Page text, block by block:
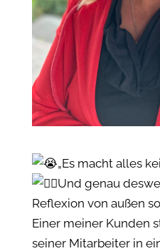
„Es macht alles
Und genau
Reflexion von außen
Einer meiner Kunden
seiner Mitarbeiter in